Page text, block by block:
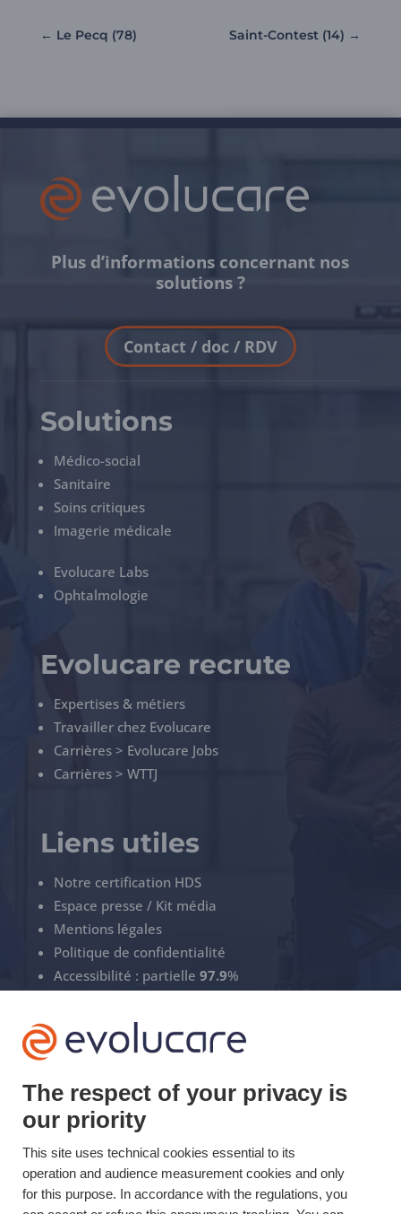
← Le Pecq (78) Saint-Contest (14) →
Plus d’informations concernant nos
solutions ?
Contact / doc / RDV
Solutions
Médico-social
Sanitaire
Soins critiques
Imagerie médicale
Evolucare Labs
Ophtalmologie
Evolucare recrute
Expertises & métiers
Travailler chez Evolucare
Carrières > Evolucare Jobs
Carrières > WTTJ
Liens utiles
Notre certification HDS
Espace presse / Kit média
Mentions légales
Politique de confidentialité
Accessibilité : partielle 97.9%
 +33(0)3 22 50 37 90
 LINKEDIN
The respect of your privacy is
our priority
This site uses technical cookies essential to its
operation and audience measurement cookies and only
for this purpose. In accordance with the regulations, you